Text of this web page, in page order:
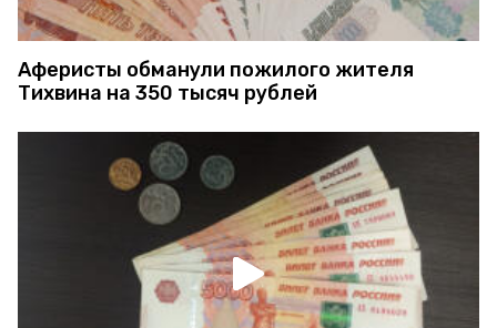
Аферисты обманули пожилого жителя
Тихвина на 350 тысяч рублей